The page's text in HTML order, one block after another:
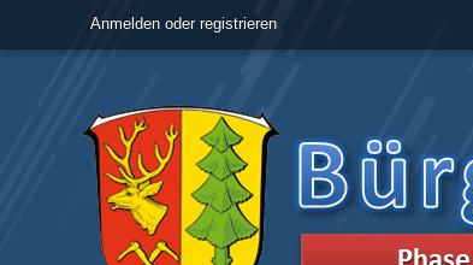
Anmelden oder registrieren